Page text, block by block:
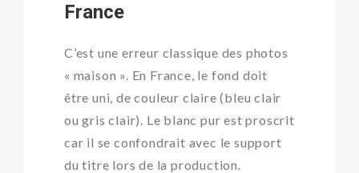
France
C’est une erreur classique des photos
« maison ». En France, le fond doit
être uni, de couleur claire (bleu clair
ou gris clair). Le blanc pur est proscrit
car il se confondrait avec le support
du titre lors de la production.